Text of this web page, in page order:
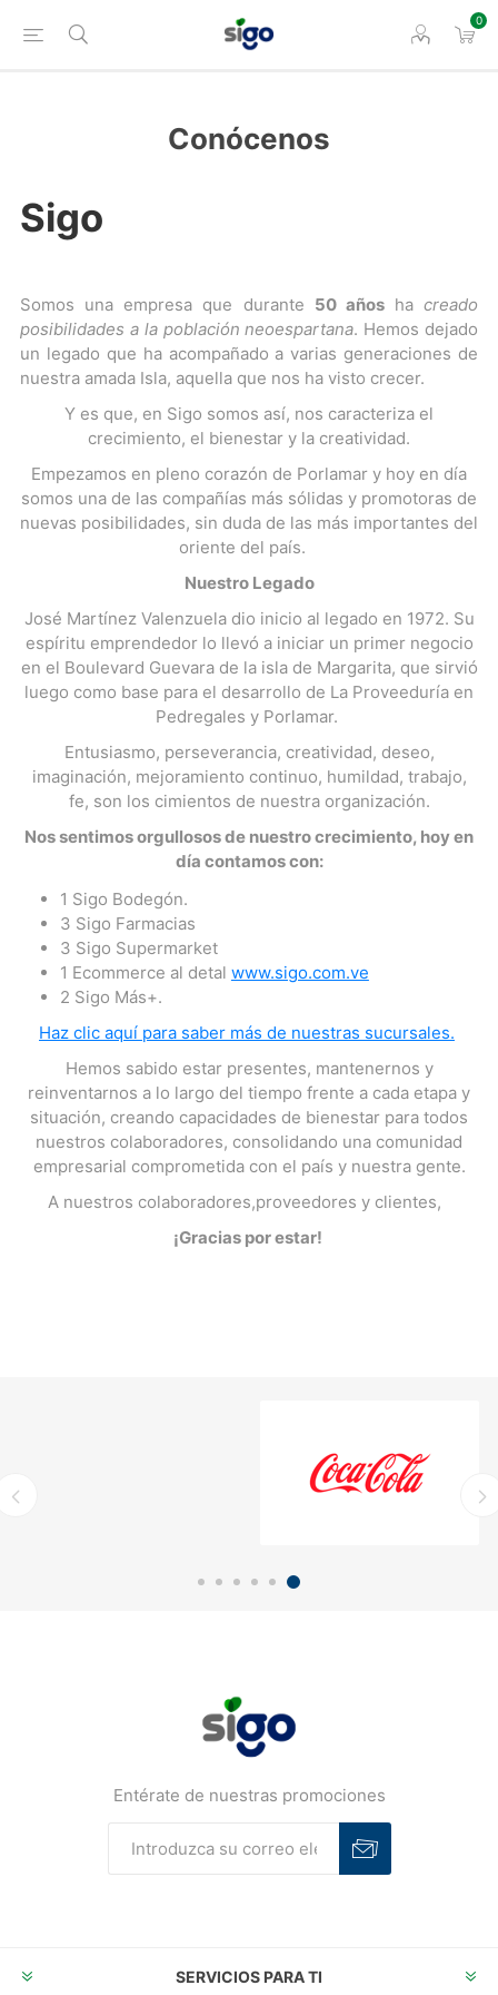
0
Conócenos
Sigo
Somos una empresa que durante 50 añoshacreado
posibilidades a la población neoespartana. Hemos dejado
un legado que ha acompañado a varias generaciones de
nuestra amada Isla, aquella que nos ha visto crecer.
Y es que, en Sigo somos así, nos caracteriza el
crecimiento, el bienestar y la creatividad.
Empezamos en pleno corazón de Porlamar y hoy en día
somos una de las compañías más sólidas y promotoras de
nuevas posibilidades, sin duda de las más importantes del
oriente del país.
Nuestro Legado
José Martínez Valenzuela dio inicio al legado en 1972. Su
espíritu emprendedor lo llevó a iniciar un primer negocio
en el Boulevard Guevara de la isla de Margarita, que sirvió
luego como base para el desarrollo de La Proveeduría en
Pedregales y Porlamar.
Entusiasmo, perseverancia, creatividad, deseo,
imaginación, mejoramiento continuo, humildad, trabajo,
fe, son los cimientos de nuestra organización.
Nos sentimos orgullosos de nuestro crecimiento, hoy en
día contamos con:
1 Sigo Bodegón.
3 Sigo Farmacias
3 Sigo Supermarket
1 Ecommerce al detal www.sigo.com.ve
2 Sigo Más+.
Haz clic aquí para saber más de nuestras sucursales.
Hemos sabido estar presentes, mantenernos y
reinventarnos a lo largo del tiempo frente a cada etapa y
situación, creando capacidades de bienestar para todos
nuestros colaboradores, consolidando una comunidad
empresarial comprometida con el país y nuestra gente.
A nuestros colaboradores,proveedores y clientes,
¡Gracias por estar!
Entérate de nuestras promociones
SERVICIOS PARA TI